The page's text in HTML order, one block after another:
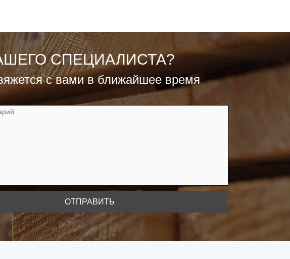
СПЕЦИАЛИСТА?
с вами в ближайшее время
ОТПРАВИТЬ